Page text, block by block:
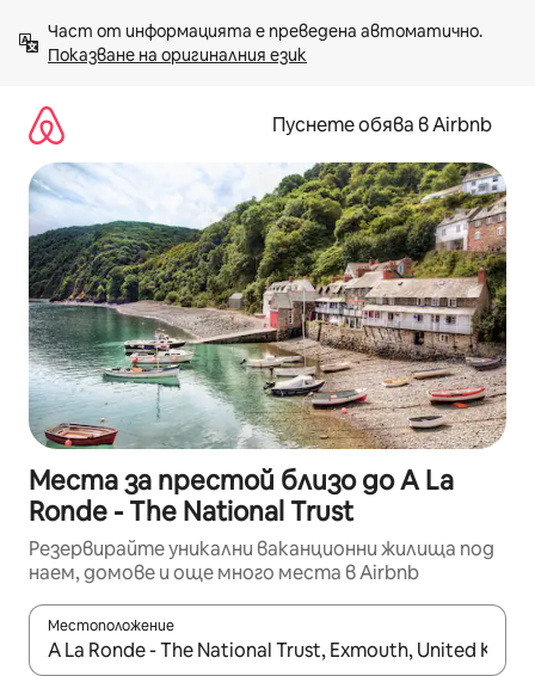
към
съдържанието
Показване на оригиналния език
Пуснете обява в Airbnb
Места за престой близо до A La
Ronde - The National Trust
Резервирайте уникални ваканционни жилища под
наем, домове и още много места в Airbnb
Местоположение
Когато резултатите се покажат, използвайте